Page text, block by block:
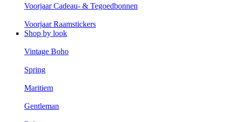
Voorjaar Cadeau- & Tegoedbonnen
Voorjaar Raamstickers
Shop by look
Vintage Boho
Spring
Maritiem
Gentleman